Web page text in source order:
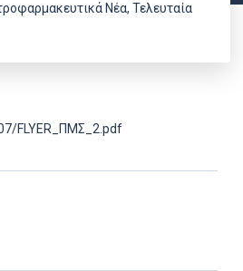
Νέα, Τελευταία
FLYER_ΠΜΣ_2.pdf